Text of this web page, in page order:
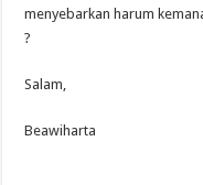
menyebarkan harum
?
Salam,
Beawiharta